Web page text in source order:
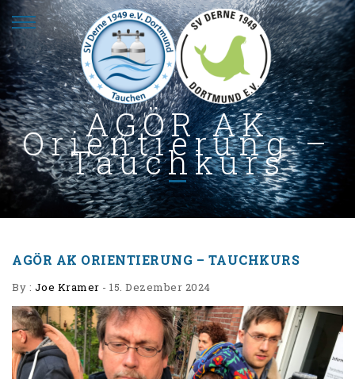
AGÖR AK
Orientierung –
Tauchkurs
AGÖR AK ORIENTIERUNG – TAUCHKURS
By : Joe Kramer - 15. Dezember 2024